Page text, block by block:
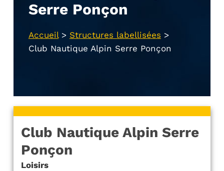
Serre Ponçon
Accueil> Structures labellisées >
Club Nautique Alpin Serre Ponçon
Club Nautique Alpin Serre
Ponçon
Loisirs